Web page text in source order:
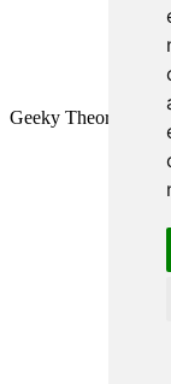
Geeky Theory ©